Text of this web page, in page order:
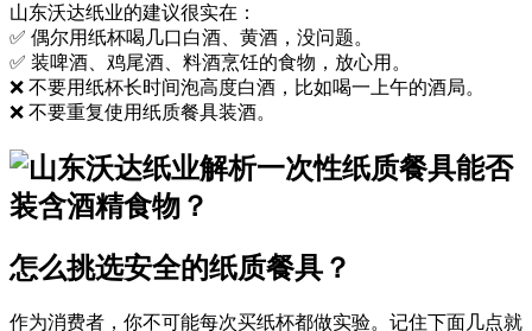
山东沃达纸业的建议很实在：
✅ 偶尔用纸杯喝几口白酒、黄酒，没问题。
✅ 装啤酒、鸡尾酒、料酒烹饪的食物，放心用。
❌ 不要用纸杯长时间泡高度白酒，比如喝一上午的酒局。
❌ 不要重复使用纸质餐具装酒。
怎么挑选安全的纸质餐具？
作为消费者，你不可能每次买纸杯都做实验。记住下面几点就